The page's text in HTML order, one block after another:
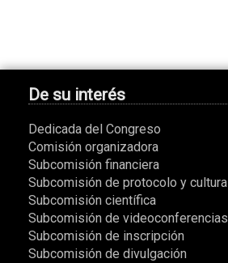
De su interés
Dedicada del Congreso
Comisión organizadora
Subcomisión financiera
Subcomisión de protocolo y cultural
Subcomisión científica
Subcomisión de videoconferencias
Subcomisión de inscripción
Subcomisión de divulgación